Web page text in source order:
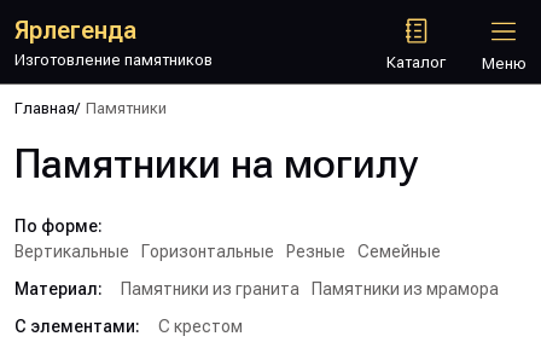
Ярлегенда
Изготовление памятников Каталог Меню
Главная/ Памятники
Памятники на могилу
По форме:
Вертикальные
Горизонтальные Резные
Семейные
Материал:
Памятники из гранита
Памятники из мрамора
С элементами:
С крестом